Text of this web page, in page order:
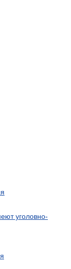
уголовно-